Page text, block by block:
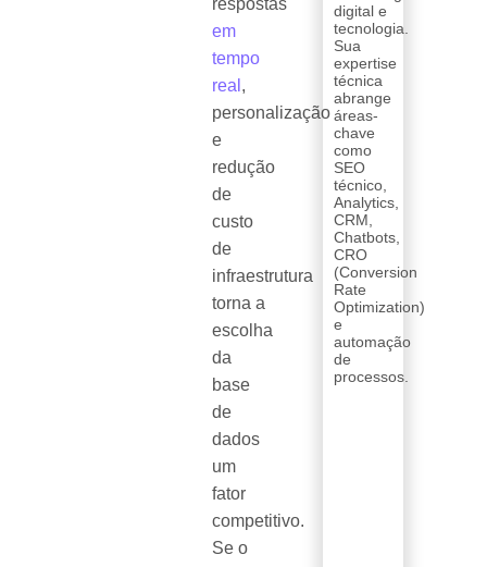
respostas
em
tempo
real ,
personalização
e
redução
de
custo
de
infraestrutura
torna a
escolha
da
base
de
dados
um
fator
competitivo.
Se o
digital e
tecnologia.
Sua
expertise
técnica
abrange
áreas-
chave
como
SEO
técnico,
Analytics,
CRM,
Chatbots,
CRO
(Conversion
Rate
Optimization)
e
automação
de
processos.